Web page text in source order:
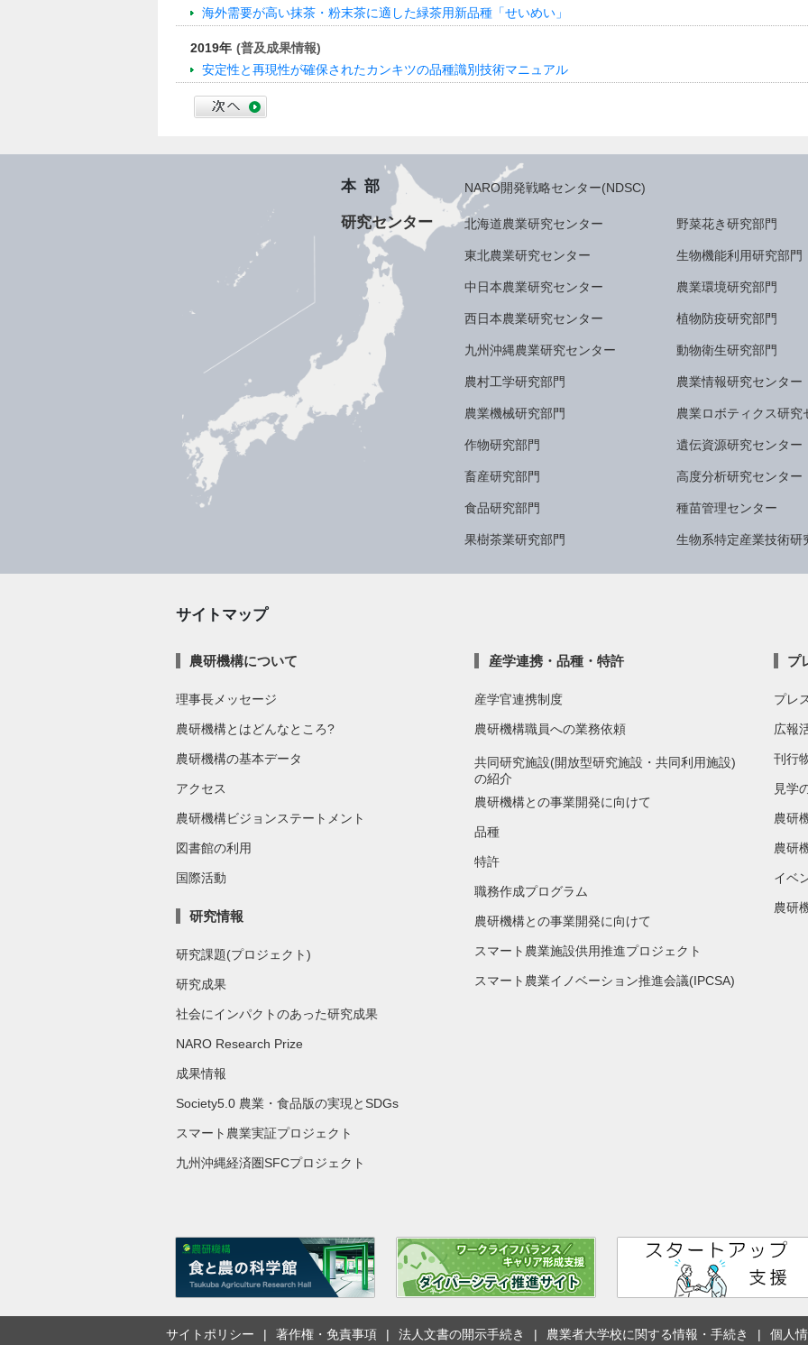
海外需要が高い抹茶・粉末茶に適した緑茶用新品種「せいめい」
2019年 (普及成果情報)
安定性と再現性が確保されたカンキツの品種識別技術マニュアル
本部 NARO開発戦略センター(NDSC)
研究センター 北海道農業研究センター
東北農業研究センター
中日本農業研究センター
西日本農業研究センター
九州沖縄農業研究センター
農村工学研究部門
農業機械研究部門
作物研究部門
畜産研究部門
食品研究部門
果樹茶業研究部門
野菜花き研究部門
生物機能利用研究部門
農業環境研究部門
植物防疫研究部門
動物衛生研究部門
農業情報研究センター
農業ロボティクス研究
遺伝資源研究センター
高度分析研究センター
種苗管理センター
生物系特定産業技術研
サイトマップ
農研機構について
理事長メッセージ
農研機構とはどんなところ?
農研機構の基本データ
アクセス
農研機構ビジョンステートメント
図書館の利用
国際活動
研究情報
研究課題(プロジェクト)
研究成果
社会にインパクトのあった研究成果
NARO Research Prize
成果情報
Society5.0 農業・食品版の実現とSDGs
スマート農業実証プロジェクト
九州沖縄経済圏SFCプロジェクト
産学連携・品種・特許
産学官連携制度
農研機構職員への業務依頼
共同研究施設(開放型研究施設・共同利用施設)
の紹介
農研機構との事業開発に向けて
品種
特許
職務作成プログラム
農研機構との事業開発に向けて
スマート農業施設供用推進プロジェクト
スマート農業イノベーション推進会議(IPCSA)
プ
プレ
広報
刊行
見学
農研
農研
イベ
農研
サイトポリシー 著作権・免責事項 法人文書の開示手続き 農業者大学校に関する情報・手続き 個人